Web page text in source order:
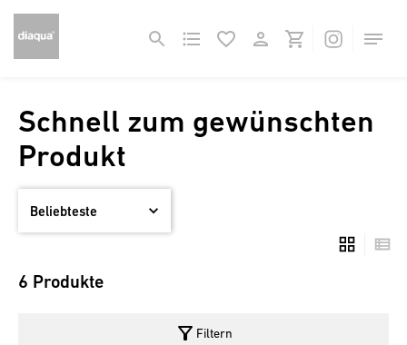
Schnell zum gewünschten
Produkt
6 Produkte
filter_alt Filtern